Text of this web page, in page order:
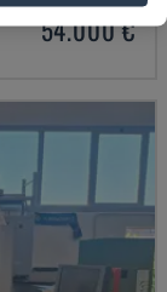
54.000 €